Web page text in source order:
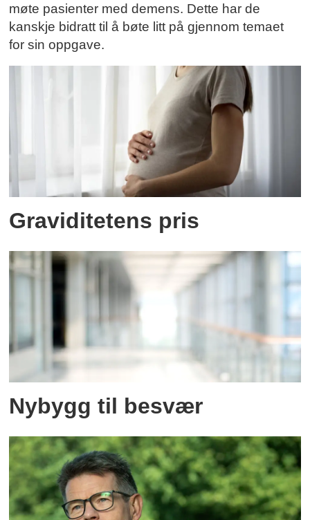
møte pasienter med demens. Dette har de
kanskje bidratt til å bøte litt på gjennom temaet
for sin oppgave.
Graviditetens pris
Nybygg til besvær